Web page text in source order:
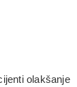
olakšanje